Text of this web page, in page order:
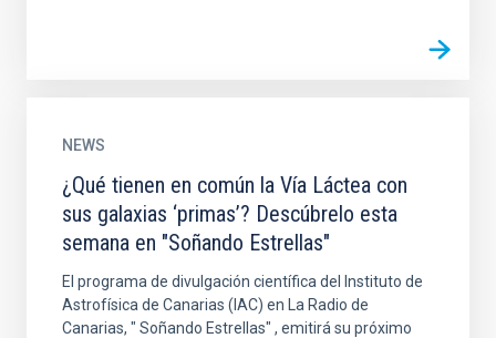
NEWS
¿Qué tienen en común la Vía Láctea con
sus galaxias ‘primas’? Descúbrelo esta
semana en "Soñando Estrellas"
El programa de divulgación científica del Instituto de
Astrofísica de Canarias (IAC) en La Radio de
Canarias, " Soñando Estrellas" , emitirá su próximo